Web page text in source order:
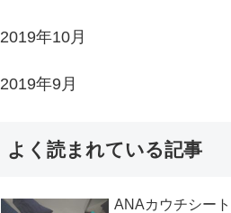
2019年10月
2019年9月
よく読まれている記事
ANAカウチシー